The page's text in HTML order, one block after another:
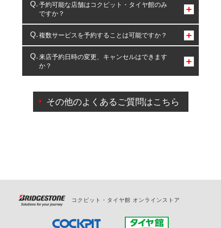
予約可能な店舗はコクピット・タイヤ館のみ
ですか？
コクピット・タイヤ館のみとなります。
複数サービスを予約することは可能ですか？
複数サービスのご予約は可能です。
一部の商品・サービスの組み合わせに限り、同時にご予約が
出来ないものもございます。
来店予約日時の変更、キャンセルはできます
か？
ご来店予約日の3営業日前を過ぎている場合のご予約
の日時変更につきましては、直接ご予約の店舗まで
その他のよくあるご質問はこちら
コクピット・タイヤ館 オンラインストア